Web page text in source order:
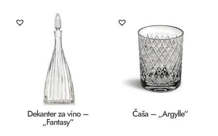
Dekanter za vino –
„Fantasy“
Čaša – „Argylle“